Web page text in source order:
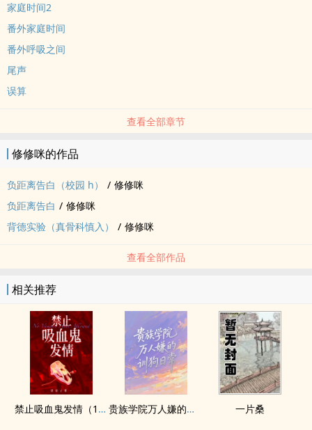
家庭时间2
番外家庭时间
番外呼吸之间
尾声
误算
查看全部章节
修修咪的作品
负距离告白（校园 h） / 修修咪
负距离告白 / 修修咪
背德实验（真骨科慎入）
/ 修修咪
查看全部作品
相关推荐
禁止吸血鬼发情（1v1姐狗高H） 贵族学院万人嫌的训狗日常【NP】 一片桑